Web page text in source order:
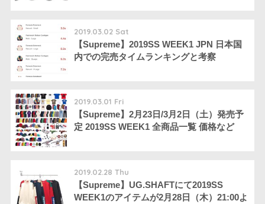
2019.03.02 Sat
【Supreme】2019SS WEEK1 JPN 日本国
内での完売タイムランキングと考察
2019.03.01 Fri
【Supreme】2月23日/3月2日（土）発売予
定 2019SS WEEK1 全商品一覧 価格など
2019.02.28 Thu
【Supreme】UG.SHAFTにて2019SS
WEEK1のアイテムが2月28日（木）21:00よ